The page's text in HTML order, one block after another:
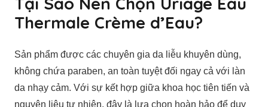
Thermale Crème d’Eau?
Sản phẩm được các chuyên gia da liễu khuyên dùng,
không chứa paraben, an toàn tuyệt đối ngay cả với làn
da nhạy cảm. Với sự kết hợp giữa khoa học tiên tiến và
nguyên liệu tự nhiên, đây là lựa chọn hoàn hảo để duy